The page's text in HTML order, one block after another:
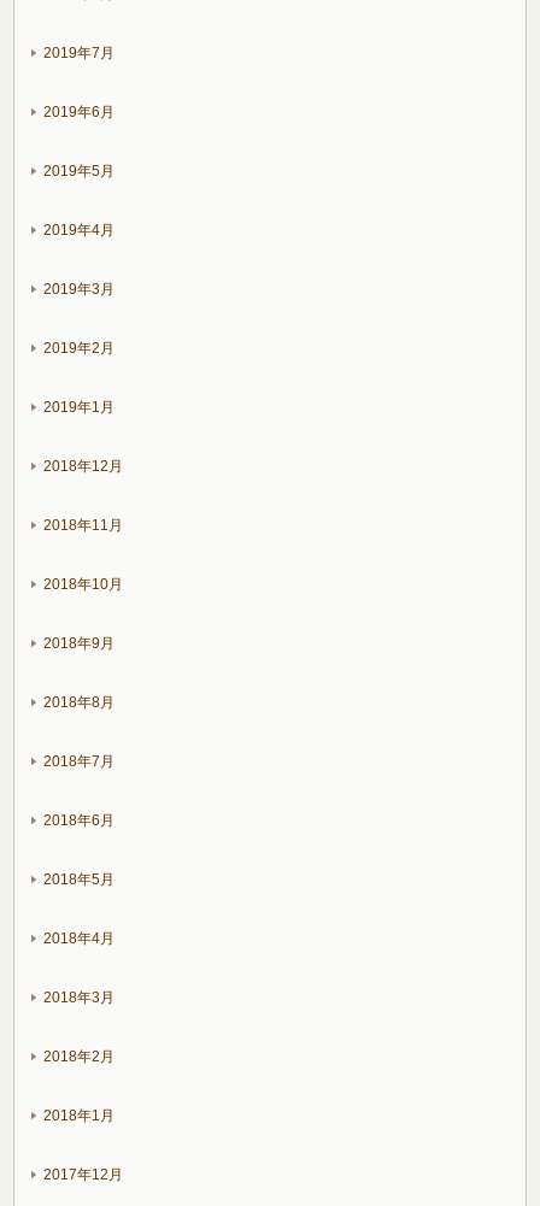
2019年7月
2019年6月
2019年5月
2019年4月
2019年3月
2019年2月
2019年1月
2018年12月
2018年11月
2018年10月
2018年9月
2018年8月
2018年7月
2018年6月
2018年5月
2018年4月
2018年3月
2018年2月
2018年1月
2017年12月